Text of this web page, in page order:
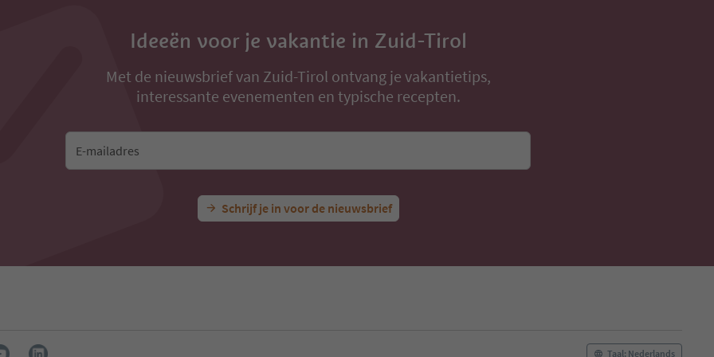
Ideeën voor je vakantie in Zuid-Tirol
Met de nieuwsbrief van Zuid-Tirol ontvang je vakantietips,
interessante evenementen en typische recepten.
E-mailadres
Schrijf je in voor de nieuwsbrief
Taal: Nederlands